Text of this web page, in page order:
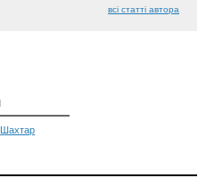
всі статті автора
Шахтар